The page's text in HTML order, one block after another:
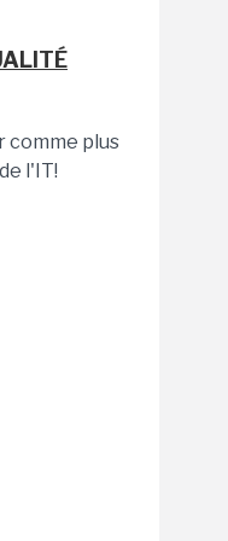
comme plus
l'IT!